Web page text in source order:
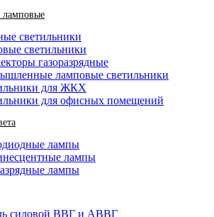
ламповые
светильники
светильники
газоразрядные
ламповые светильники
для ЖКХ
для офисных помещений
лампы
лампы
лампы
силовой ВВГ и АВВГ